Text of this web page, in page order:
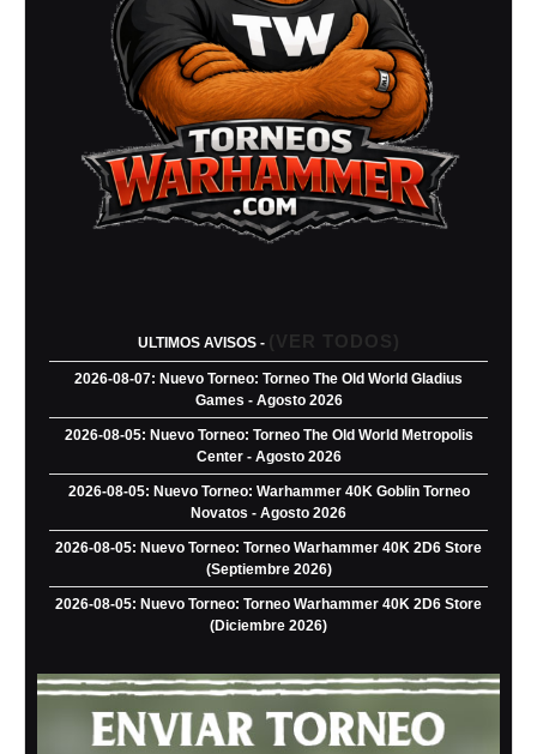
ULTIMOS AVISOS - (VER TODOS)
2026-08-07: Nuevo Torneo: Torneo The Old World Gladius
Games - Agosto 2026
2026-08-05: Nuevo Torneo: Torneo The Old World Metropolis
Center - Agosto 2026
2026-08-05: Nuevo Torneo: Warhammer 40K Goblin Torneo
Novatos - Agosto 2026
2026-08-05: Nuevo Torneo: Torneo Warhammer 40K 2D6 Store
(Septiembre 2026)
2026-08-05: Nuevo Torneo: Torneo Warhammer 40K 2D6 Store
(Diciembre 2026)